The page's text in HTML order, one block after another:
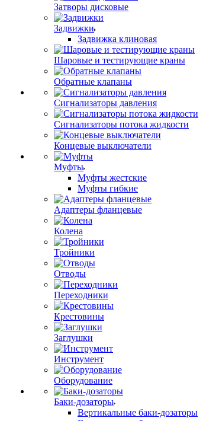
Затворы дисковые
Задвижки
Задвижка клиновая
Шаровые и тестирующие краны
Обратные клапаны
Сигнализаторы давления
Сигнализаторы потока жидкости
Концевые выключатели
Муфты
Муфты жестские
Муфты гибкие
Адаптеры фланцевые
Колена
Тройники
Отводы
Переходники
Крестовины
Заглушки
Инструмент
Оборудование
Баки-дозаторы
Вертикальные баки-дозаторы